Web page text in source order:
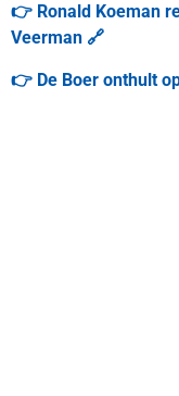
👉 Ronald Koeman
Veerman 🔗
👉 De Boer onthult